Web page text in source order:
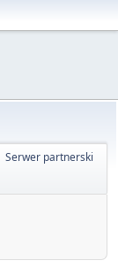
Serwer partnerski